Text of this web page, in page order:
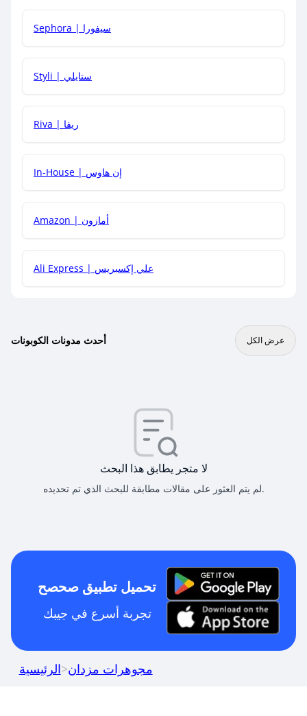
هل يمكنني جمع كود خصم مع العروض الأخرى؟
Sephora | سيفورا
Styli | ستايلي
Riva | ريفا
In-House | إن هاوس
Amazon | أمازون
Ali Express | علي إكسبريس
أحدث مدونات الكوبونات عرض الكل
لا متجر يطابق هذا البحث
لم يتم العثور على مقالات مطابقة للبحث الذي تم تحديده.
تحميل تطبيق صحصح
تجربة أسرع في جيبك
الرئيسية>مجوهرات مزدان